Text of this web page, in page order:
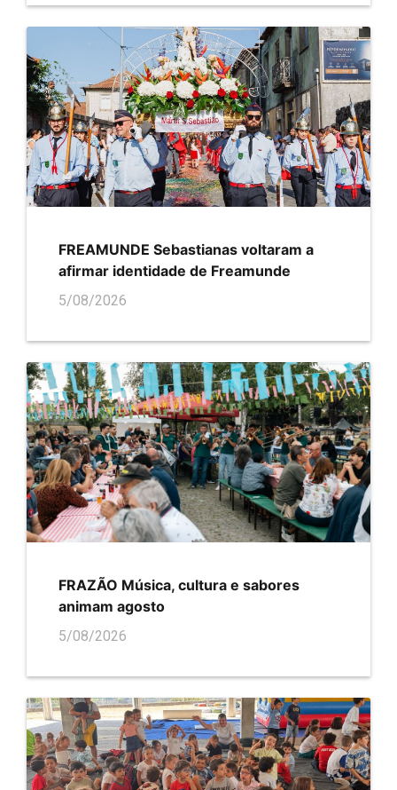
FREAMUNDE Sebastianas voltaram a
afirmar identidade de Freamunde
5/08/2026
FRAZÃO Música, cultura e sabores
animam agosto
5/08/2026